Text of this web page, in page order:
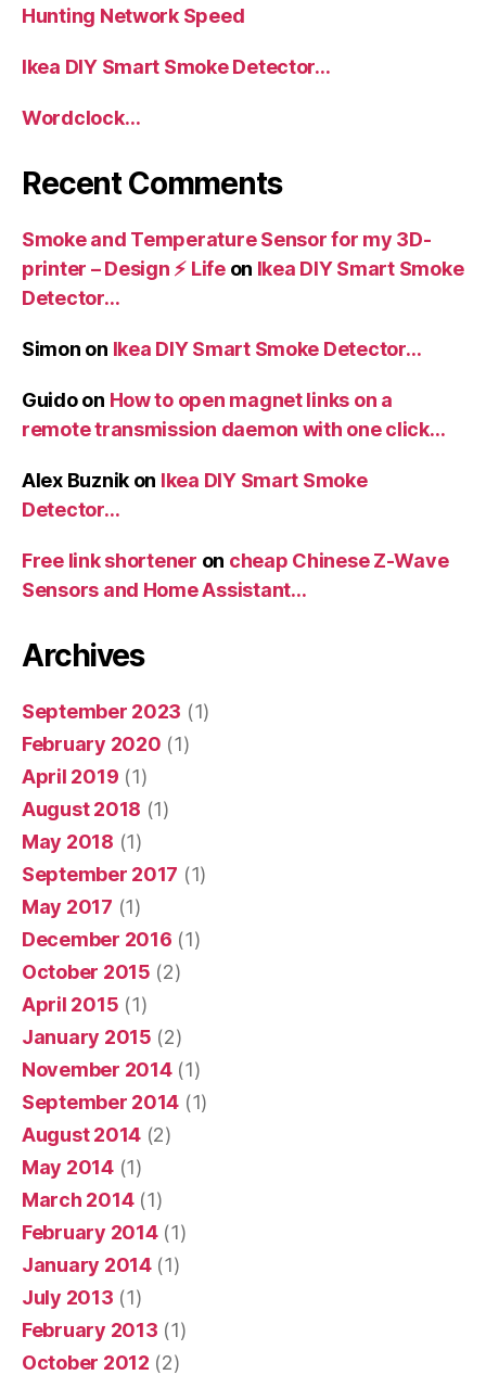
Hunting Network Speed
Ikea DIY Smart Smoke Detector…
Wordclock…
Recent Comments
Smoke and Temperature Sensor for my 3D-
printer – Design ⚡️ Lifeon Ikea DIY Smart Smoke
Detector…
Simon on Ikea DIY Smart Smoke Detector…
Guidoon How to open magnet links on a
remote transmission daemon with one click…
Alex Buznik on Ikea DIY Smart Smoke
Detector…
Free link shortener on cheap Chinese Z-Wave
Sensors and Home Assistant…
Archives
September 2023 (1)
February 2020 (1)
April 2019 (1)
August 2018 (1)
May 2018 (1)
September 2017 (1)
May 2017 (1)
December 2016 (1)
October 2015 (2)
April 2015 (1)
January 2015 (2)
November 2014(1)
September 2014 (1)
August 2014 (2)
May 2014(1)
March 2014(1)
February 2014(1)
January 2014(1)
July 2013 (1)
February 2013 (1)
October 2012 (2)